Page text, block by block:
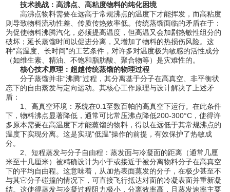
技术挑战：高沸点、高粘度物料的纯化困境
高沸点物料需要在远高于常规沸点的温度下才能挥发，而高粘度
则导致物料流动性差、传质传热效率低。传统蒸馏面临的矛盾在于：
为促使物料沸腾汽化，必须提高温度，但高温又会加剧热敏性组分的
破坏；延长蒸馏时间以促进分离，又增加了物料的热损伤风险。这
种“高温度、长时间”的工艺条件，对许多对温度极为敏感的活性成分
（如维生素、精油、不饱和脂肪酸、聚合物等）是灾难性的。
核心技术原理：超越传统蒸馏的物理过程
分子蒸馏并非“沸腾”过程，其分离基于分子在高真空、非平衡状
态下的自由蒸发与定向运动。其核心工作原理与设计解决了上述矛
盾：
1、高真空环境：系统在0.1至数百帕的高真空下运行。在此条件
下，物料沸点显著降低，通常可比常压沸点降低200-300°C，使得许
多原本需要在高温度下才能蒸馏的物料，得以在远低于其常规沸点的
温度下实现分离。这是实现“低温”操作的前提，有效保护了热敏成
分。
2、短程蒸发与分子自由程：蒸发面与冷凝面的距离（通常几厘
米至十几厘米）被精确设计为小于或接近于被分离物料分子在高真空
下的平均自由程。这意味着，从加热表面蒸发的分子，在极少甚至不
与其它分子碰撞的情况下，可直接飞行抵达对面的冷凝表面并重新凝
结。这使得蒸发与冷凝过程阻力极小，分离效率高，且蒸发速率主要